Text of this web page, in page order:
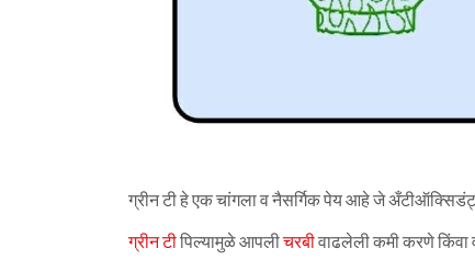
ग्रीन टी हे एक चांगला व नैसर्गिक पेय आहे जे
ग्रीन टीपिल्यामुळे आपलीचरबीवाढलेली कमी करणे